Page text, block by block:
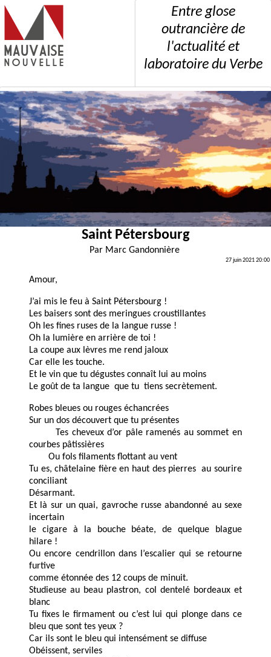
Entre glose
outrancière de
l'actualité et
laboratoire du Verbe
Saint Pétersbourg
Par Marc Gandonnière
27 juin 2021 20:00
Amour,
J’ai mis le feu à Saint Pétersbourg !
Les baisers sont des meringues croustillantes
Oh les fines ruses de la langue russe !
Oh la lumière en arrière de toi !
La coupe aux lèvres me rend jaloux
Car elle les touche.
Et le vin que tu dégustes connaît lui au moins
Le goût de ta langue que tu tiens secrètement.
Robes bleues ou rouges échancrées
Sur un dos découvert que tu présentes
Tes cheveux d’or pâle ramenés au sommet en
courbes pâtissières
Ou fols filaments flottant au vent
Tu es, châtelaine fière en haut des pierres au sourire
conciliant
Désarmant.
Et là sur un quai, gavroche russe abandonné au sexe
incertain
le cigare à la bouche béate, de quelque blague
hilare !
Ou encore cendrillon dans l’escalier qui se retourne
furtive
comme étonnée des 12 coups de minuit.
Studieuse au beau plastron, col dentelé bordeaux et
blanc
Tu fixes le firmament ou c’est lui qui plonge dans ce
bleu que sont tes yeux ?
Car ils sont le bleu qui intensément se diffuse
Obéissent, serviles